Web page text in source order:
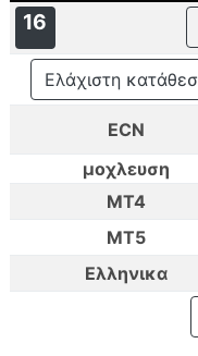
16
Ελάχιστη
ECN
μοχλευση
MT4
MT5
Ελληνικα